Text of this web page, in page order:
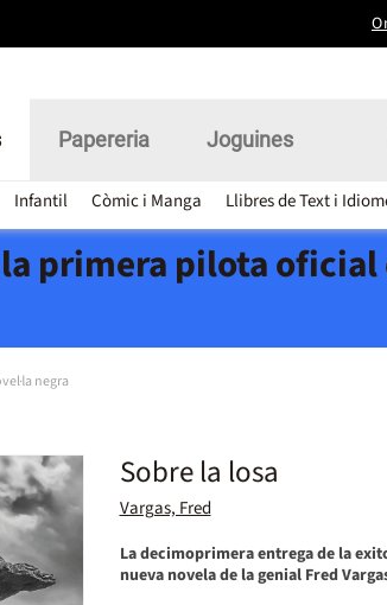
Infantil Còmic i Manga Llibres de Text i
Papereria Joguines
primera pilota oficial
negra
Sobre la losa
Vargas, Fred
La decimoprimera entrega de la
nueva novela de la genial Fred